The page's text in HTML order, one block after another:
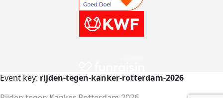
Event key: rijden-tegen-kanker-rotterdam-2026